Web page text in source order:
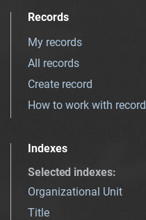
Records
My records
All records
Create record
How to work with record
Indexes
Selected indexes:
Organizational Unit
Title